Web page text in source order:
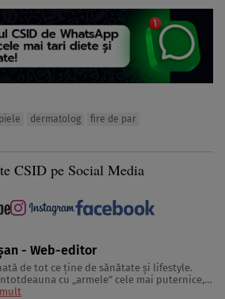
dermatolog fire de par
CSID pe Social Media
- Web-editor
de tot ce ține de sănătate și lifestyle.
cu „armele” cele mai puternice,
place să împărtășesc cu cititorii diverse